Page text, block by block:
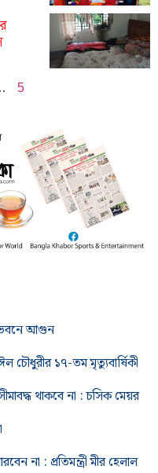
5
আগুন
চৌধুরীর ১৭-তম মৃত্যুবার্ষিকী
থাকবে না : চসিক মেয়র
না : প্রতিমন্ত্রী মীর হেলাল